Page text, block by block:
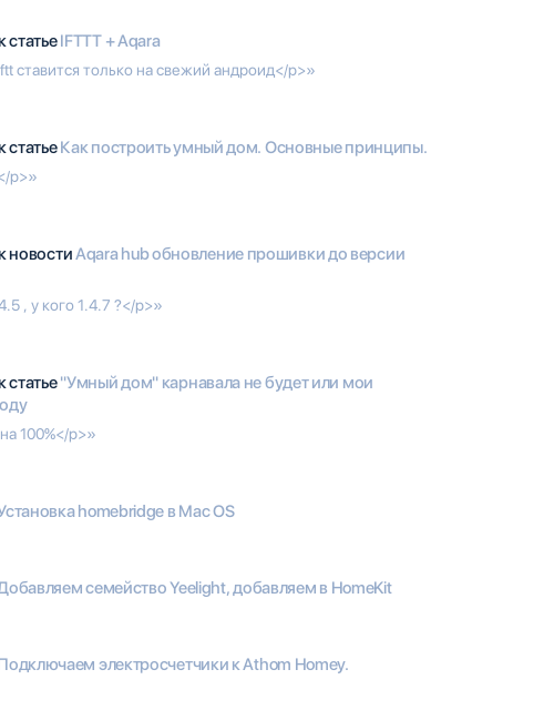
IFTTT + Aqara
ставится только на свежий андроид</p>»
Как построить умный дом. Основные принципы.
p>»
новостиAqara hub обновление прошивки до версии
, у кого 1.4.7 ?</p>»
"Умный дом" карнавала не будет или мои
100%</p>»
homebridge в Mac OS
семейство Yeelight, добавляем в HomeKit
элeктросчетчики к Athom Homey.